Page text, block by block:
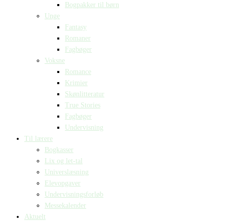
Bogpakker til børn
Unge
Fantasy
Romaner
Fagbøger
Voksne
Romance
Krimier
Skønlitteratur
True Stories
Fagbøger
Undervisning
Til lærere
Bogkasser
Lix og let-tal
Universlæsning
Elevopgaver
Undervisningsforløb
Messekalender
Aktuelt